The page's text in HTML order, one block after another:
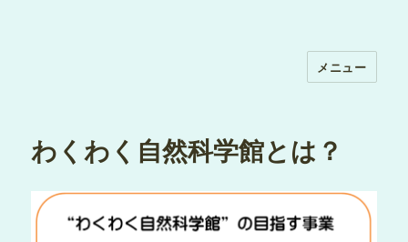
メニュー
わくわく自然科学館とは？